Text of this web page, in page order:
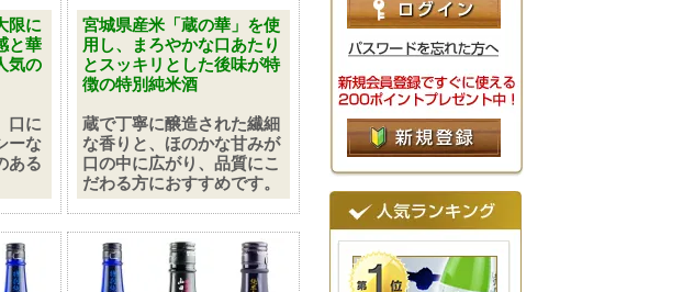
限に
と華
気の
口に
ーな
ある
宮城県産米「蔵の華」を使
用し、まろやかな口あたり
とスッキリとした後味が特
徴の特別純米酒
蔵で丁寧に醸造された繊細
な香りと、ほのかな甘みが
口の中に広がり、品質にこ
だわる方におすすめです。